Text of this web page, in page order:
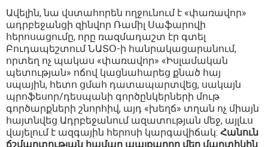
Ավելին, նա վստահորեն ողջունում է «փառավոր»
ադրբեջանցի զինվոր Ռամիլ Սաֆարովի
հերոսացումը, որը ռազմադաշտ էր գտել
Բուդապեշտում ՆԱՏՕ-ի հանրակացարանում,
որտեղ ոչ պակաս «փառավոր» «Իսլամական
պետության» ոճով կացնահարեց քնած հայ
սպային, հետո ցմահ դատապարտվեց, սակայն
պրոֆեսոր/դեսպանի գործընկերների մութ
գործարքների շնորհիվ, այդ «խեղճ» տղան ոչ միայն
հայտնվեց Ադրբեջանում ազատության մեջ, այլևս
վայելում է ազգային հերոսի կարգավիճակ: Հանուն
ճշմարտության համար պայքարող մեր մարտիկին